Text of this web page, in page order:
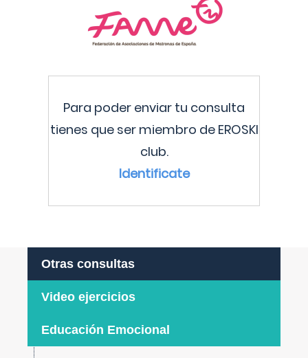
Para poder enviar tu consulta
tienes que ser miembro de EROSKI
club.
Identificate
Otras consultas
Video ejercicios
Educación Emocional